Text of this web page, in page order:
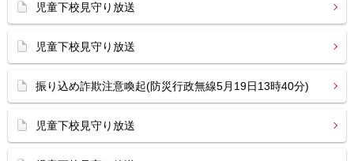
児童下校見守り放送
児童下校見守り放送
振り込め詐欺注意喚起(防災行政無線5月19日13時40分)
児童下校見守り放送